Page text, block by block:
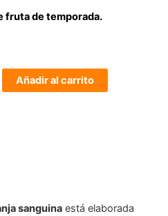
fruta de temporada.
Añadir al carrito
sanguina está elaborada